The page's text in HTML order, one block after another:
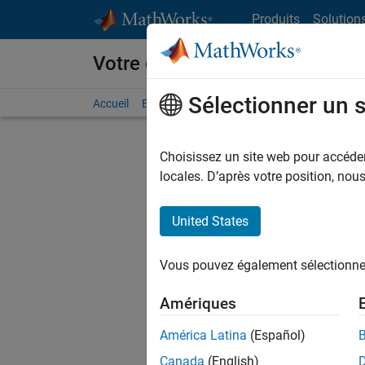
Produits
Votre carrière chez MathWorks
Accueil Explorer nos opportunités Adresses de
d'offre
Les
Sélectionner un
Choisissez un site web pour
locales. D’après votre position,
United States
Vous pouvez également
Amériques
América Latina (Español)
Canada (English)